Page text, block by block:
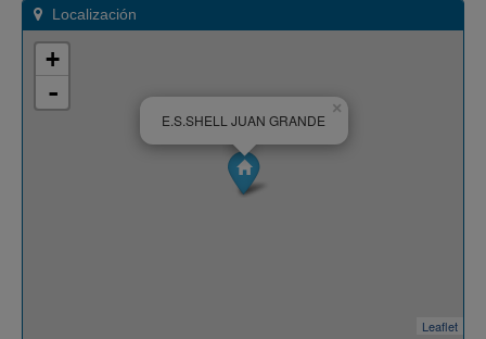
Localización
×
E.S.SHELL JUAN GRANDE
+
-
Leaflet